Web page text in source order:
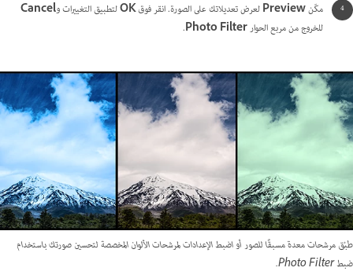
مكّنPreviewلعرض تعديلاتك على الصورة. انقر فوقOKلتطبيق التغييرات وCancel
للخروج من مربع الحوارPhoto Filter
.
طبّق مرشحات معدة مسبقًا للصور أو اضبط الإعدادات لمرشحات الألوان المخصصة لتحسين صورتك باستخدام
ضبط Photo Filter.